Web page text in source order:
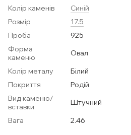
Колір каменів
Синій
Розмір
17.5
Проба
925
Форма
каменю
Овал
Колір металу
Білий
Покриття
Родій
Вид каменю/
вставки
Штучний
Вага
2.46